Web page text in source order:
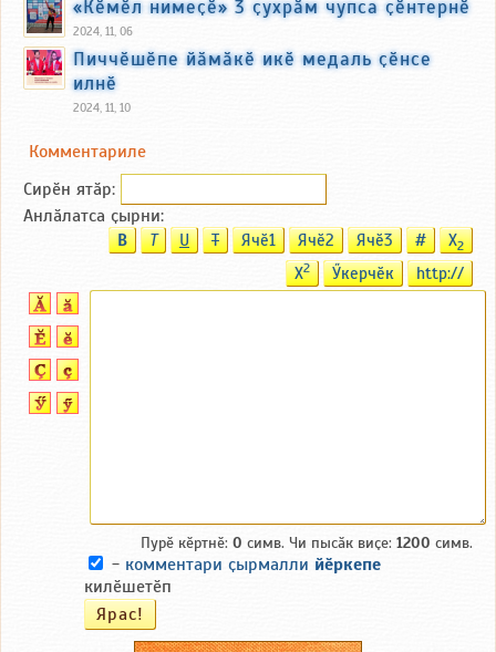
«Кӗмӗл нимеҫӗ» 3 ҫухрӑм чупса ҫӗнтернӗ
2024, 11, 06
Пиччӗшӗпе йӑмӑкӗ икӗ медаль ҫӗнсе
илнӗ
2024, 11, 10
Комментариле
Сирӗн ятӑp:
Анлӑлатса ҫырни:
B T U T Ячӗ1 Ячӗ2 Ячӗ3 # X2
X2 Ӳкерчӗк http://
Пурӗ кӗртнӗ: 0 симв. Чи пысӑк виҫе: 1200 симв.
- комментари ҫырмалли йӗркепе
килӗшетӗп